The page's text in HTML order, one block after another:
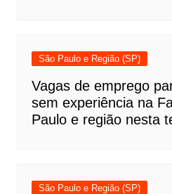
São Paulo e Região (SP)
Vagas de emprego
sem experiência na
Paulo e região nesta
São Paulo e Região (SP)